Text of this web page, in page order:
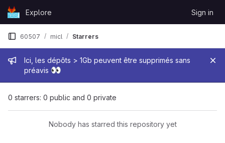
Skip to content
GitLabExplore Sign in
Admin message
Ici, les dépôts > 1Gb peuvent être supprimés sans
préavis 👀
60507 micl Starrers
0 starrers: 0 public and 0 private
Nobody has starred this repository yet